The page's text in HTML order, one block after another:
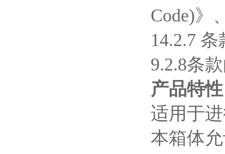
Code)》
14.2.7 条
9.2.8条
产品特性
适用于
本箱体